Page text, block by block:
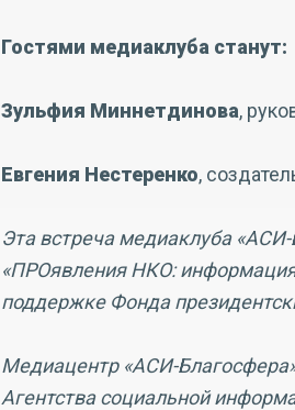
Гостями медиаклуба станут:
Зульфия Миннетдинова,
Евгения Нестеренко,
Эта встреча медиаклуба
«ПРОявления НКО:
поддержке Фонда
Медиацентр «АСИ-
Агентства социальной